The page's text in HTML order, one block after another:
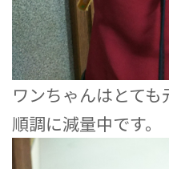
ワンちゃんはとて
順調に減量中です。